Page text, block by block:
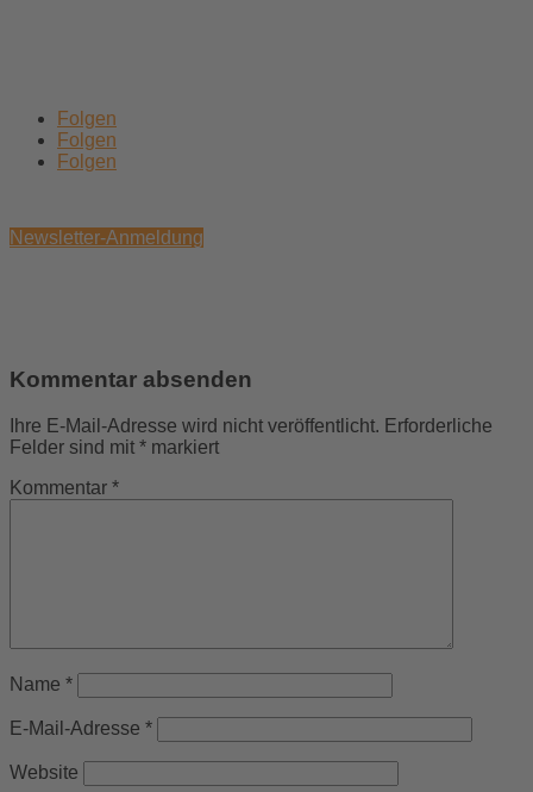
Folgen
Folgen
Folgen
Newsletter-Anmeldung
Kommentar absenden
Ihre E-Mail-Adresse wird nicht veröffentlicht. Erforderliche
Felder sind mit * markiert
Kommentar *
Name *
E-Mail-Adresse *
Website